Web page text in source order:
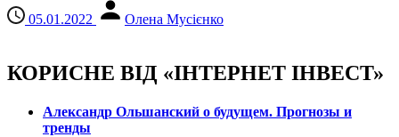
05.01.2022 Олена Мусієнко
КОРИСНЕ ВІД «ІНТЕРНЕТ ІНВЕСТ»
Александр Ольшанский о будущем. Прогнозы и
тренды